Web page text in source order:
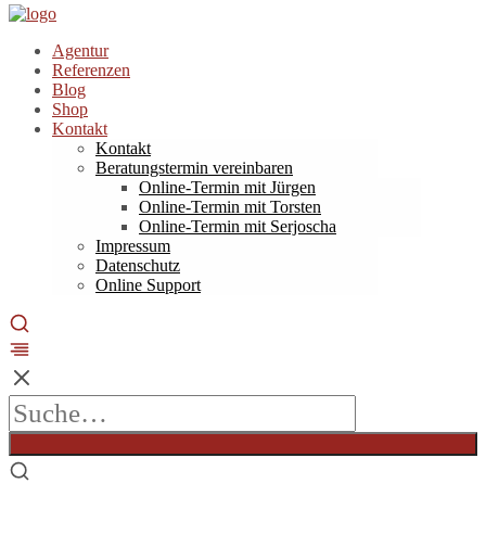
Agentur
Referenzen
Blog
Shop
Kontakt
Kontakt
Beratungstermin vereinbaren
Online-Termin mit Jürgen
Online-Termin mit Torsten
Online-Termin mit Serjoscha
Impressum
Datenschutz
Online Support